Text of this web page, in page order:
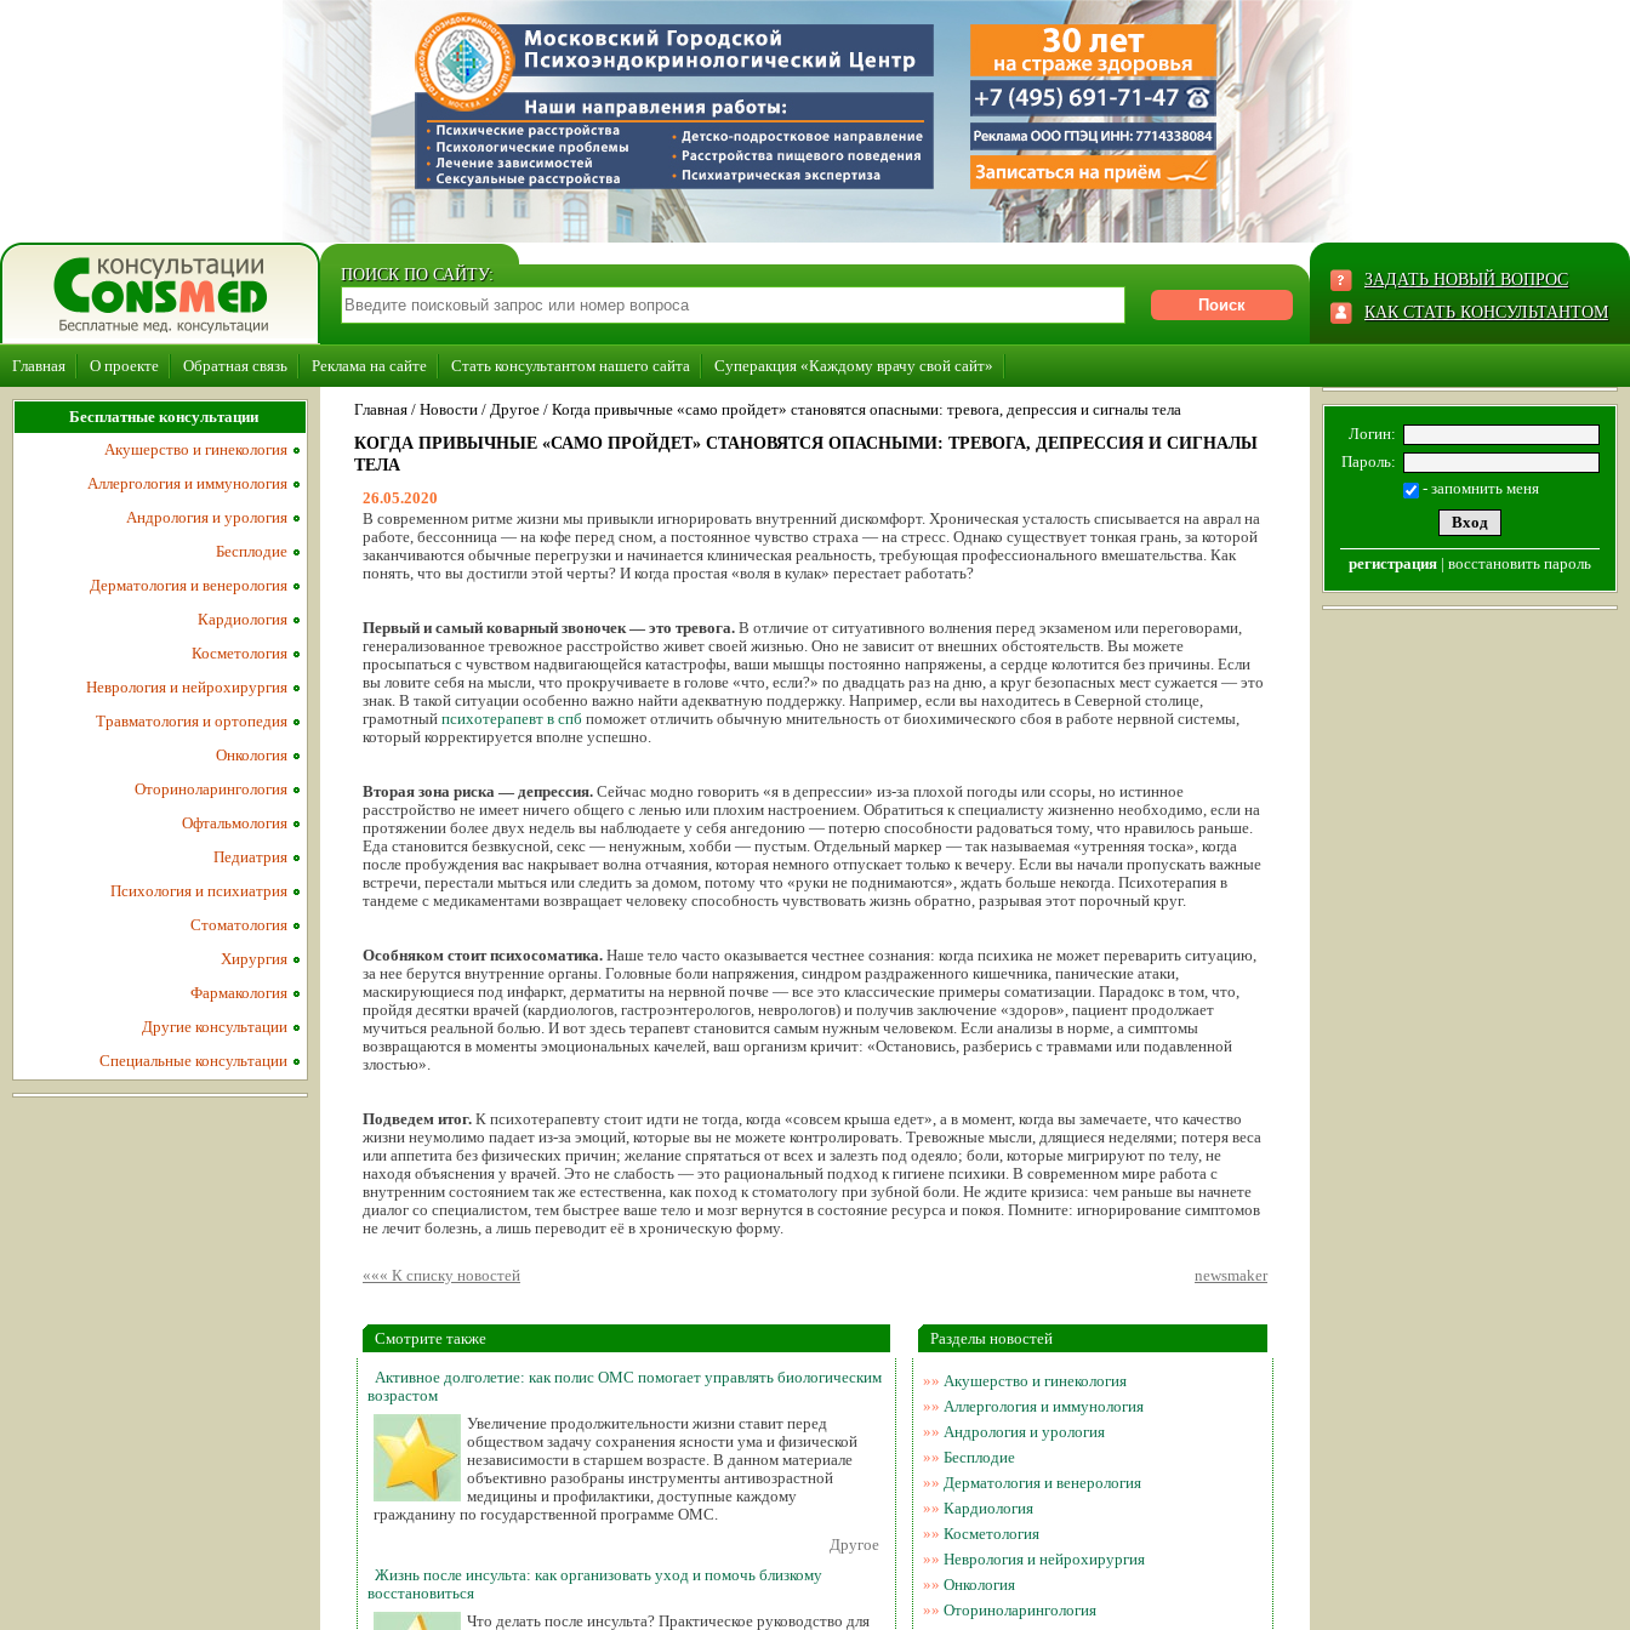
ПОИСК ПО САЙТУ:
ЗАДАТЬ НОВЫЙ ВОПРОС
КАК СТАТЬ КОНСУЛЬТАНТОМ
Главная О проекте Обратная связь Реклама на сайте Стать консультантом нашего сайта Суперакция «Каждому врачу свой сайт»
Главная / Новости / Другое / Когда привычные «само пройдет» становятся опасными: тревога, депрессия и сигналы тела
КОГДА ПРИВЫЧНЫЕ «САМО ПРОЙДЕТ» СТАНОВЯТСЯ ОПАСНЫМИ: ТРЕВОГА, ДЕПРЕССИЯ И СИГНАЛЫ
ТЕЛА
26.05.2020
В современном ритме жизни мы привыкли игнорировать внутренний дискомфорт. Хроническая усталость списывается на аврал на
работе, бессонница — на кофе перед сном, а постоянное чувство страха — на стресс. Однако существует тонкая грань, за которой
заканчиваются обычные перегрузки и начинается клиническая реальность, требующая профессионального вмешательства. Как
понять, что вы достигли этой черты? И когда простая «воля в кулак» перестает работать?
Первый и самый коварный звоночек — это тревога. В отличие от ситуативного волнения перед экзаменом или переговорами,
генерализованное тревожное расстройство живет своей жизнью. Оно не зависит от внешних обстоятельств. Вы можете
просыпаться с чувством надвигающейся катастрофы, ваши мышцы постоянно напряжены, а сердце колотится без причины. Если
вы ловите себя на мысли, что прокручиваете в голове «что, если?» по двадцать раз на дню, а круг безопасных мест сужается — это
знак. В такой ситуации особенно важно найти адекватную поддержку. Например, если вы находитесь в Северной столице,
грамотный психотерапевт в спб поможет отличить обычную мнительность от биохимического сбоя в работе нервной системы,
который корректируется вполне успешно.
Вторая зона риска — депрессия. Сейчас модно говорить «я в депрессии» из-за плохой погоды или ссоры, но истинное
расстройство не имеет ничего общего с ленью или плохим настроением. Обратиться к специалисту жизненно необходимо, если на
протяжении более двух недель вы наблюдаете у себя ангедонию — потерю способности радоваться тому, что нравилось раньше.
Еда становится безвкусной, секс — ненужным, хобби — пустым. Отдельный маркер — так называемая «утренняя тоска», когда
после пробуждения вас накрывает волна отчаяния, которая немного отпускает только к вечеру. Если вы начали пропускать важные
встречи, перестали мыться или следить за домом, потому что «руки не поднимаются», ждать больше некогда. Психотерапия в
тандеме с медикаментами возвращает человеку способность чувствовать жизнь обратно, разрывая этот порочный круг.
Особняком стоит психосоматика. Наше тело часто оказывается честнее сознания: когда психика не может переварить ситуацию,
за нее берутся внутренние органы. Головные боли напряжения, синдром раздраженного кишечника, панические атаки,
маскирующиеся под инфаркт, дерматиты на нервной почве — все это классические примеры соматизации. Парадокс в том, что,
пройдя десятки врачей (кардиологов, гастроэнтерологов, неврологов) и получив заключение «здоров», пациент продолжает
мучиться реальной болью. И вот здесь терапевт становится самым нужным человеком. Если анализы в норме, а симптомы
возвращаются в моменты эмоциональных качелей, ваш организм кричит: «Остановись, разберись с травмами или подавленной
злостью».
Подведем итог. К психотерапевту стоит идти не тогда, когда «совсем крыша едет», а в момент, когда вы замечаете, что качество
жизни неумолимо падает из-за эмоций, которые вы не можете контролировать. Тревожные мысли, длящиеся неделями; потеря веса
или аппетита без физических причин; желание спрятаться от всех и залезть под одеяло; боли, которые мигрируют по телу, не
находя объяснения у врачей. Это не слабость — это рациональный подход к гигиене психики. В современном мире работа с
внутренним состоянием так же естественна, как поход к стоматологу при зубной боли. Не ждите кризиса: чем раньше вы начнете
диалог со специалистом, тем быстрее ваше тело и мозг вернутся в состояние ресурса и покоя. Помните: игнорирование симптомов
не лечит болезнь, а лишь переводит её в хроническую форму.
««« К списку новостей newsmaker
Смотрите также Разделы новостей
Активное долголетие: как полис ОМС помогает управлять биологическим
возрастом
Увеличение продолжительности жизни ставит перед
обществом задачу сохранения ясности ума и физической
независимости в старшем возрасте. В данном материале
объективно разобраны инструменты антивозрастной
медицины и профилактики, доступные каждому
гражданину по государственной программе ОМС.
Другое
Жизнь после инсульта: как организовать уход и помочь близкому
восстановиться
Что делать после инсульта? Практическое руководство для
»» Акушерство и гинекология
»» Аллергология и иммунология
»» Андрология и урология
»» Бесплодие
»» Дерматология и венерология
»» Кардиология
»» Косметология
»» Неврология и нейрохирургия
»» Онкология
»» Оториноларингология
Бесплатные консультации
Акушерство и гинекология
Аллергология и иммунология
Андрология и урология
Бесплодие
Дерматология и венерология
Кардиология
Косметология
Неврология и нейрохирургия
Травматология и ортопедия
Онкология
Оториноларингология
Офтальмология
Педиатрия
Психология и психиатрия
Стоматология
Хирургия
Фармакология
Другие консультации
Специальные консультации
Логин:
Пароль:
- запомнить меня
регистрация | восстановить пароль